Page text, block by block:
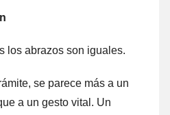
los abrazos son iguales.
se parece más a un
a un gesto vital. Un